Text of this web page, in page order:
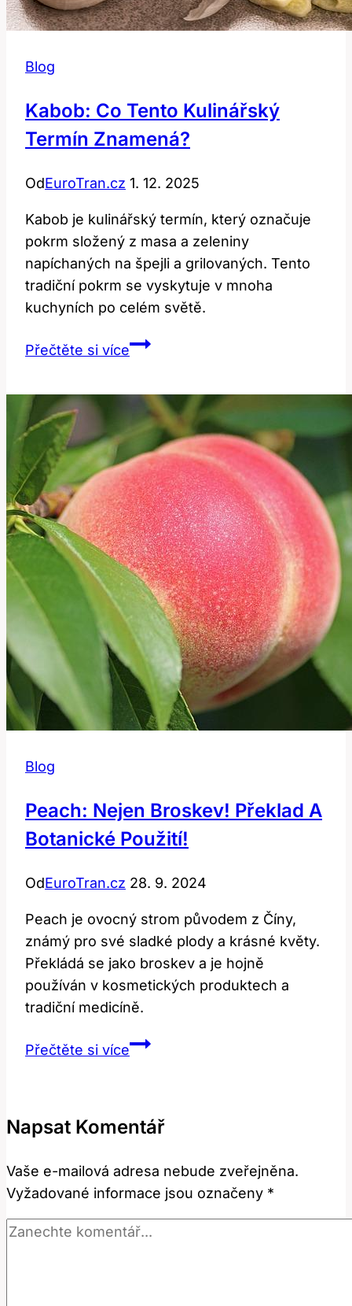
Blog
Kabob: Co Tento Kulinářský
Termín Znamená?
OdEuroTran.cz 1. 12. 2025
Kabob je kulinářský termín, který označuje
pokrm složený z masa a zeleniny
napíchaných na špejli a grilovaných. Tento
tradiční pokrm se vyskytuje v mnoha
kuchyních po celém světě.
Přečtěte si víceKabob:
kulinářský
termín
znamená?
Blog
Peach: Nejen Broskev! Překlad A
Botanické Použití!
OdEuroTran.cz 28. 9. 2024
Peach je ovocný strom původem z Číny,
známý pro své sladké plody a krásné květy.
Překládá se jako broskev a je hojně
používán v kosmetických produktech a
tradiční medicíně.
Přečtěte si vícePeach:
a
Použití!
Napsat Komentář
Vaše e-mailová adresa nebude zveřejněna.
Vyžadované informace jsou označeny *